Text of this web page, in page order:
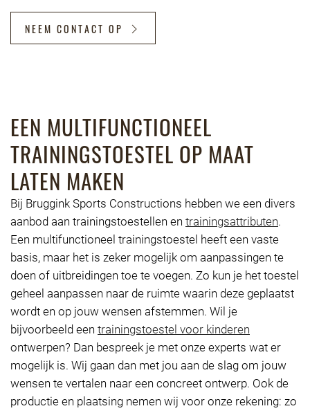
NEEM CONTACT OP
EEN MULTIFUNCTIONEEL
TRAININGSTOESTEL OP MAAT
LATEN MAKEN
Bij Bruggink Sports Constructions hebben we een divers
aanbod aan trainingstoestellen en trainingsattributen.
Een multifunctioneel trainingstoestel heeft een vaste
basis, maar het is zeker mogelijk om aanpassingen te
doen of uitbreidingen toe te voegen. Zo kun je het toestel
geheel aanpassen naar de ruimte waarin deze geplaatst
wordt en op jouw wensen afstemmen. Wil je
bijvoorbeeld een trainingstoestel voor kinderen
ontwerpen? Dan bespreek je met onze experts wat er
mogelijk is. Wij gaan dan met jou aan de slag om jouw
wensen te vertalen naar een concreet ontwerp. Ook de
productie en plaatsing nemen wij voor onze rekening: zo